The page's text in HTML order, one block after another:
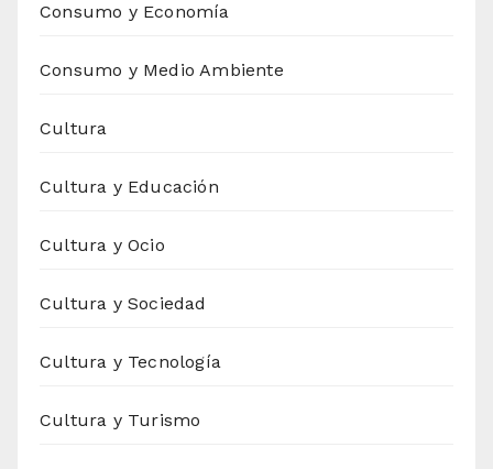
Consumo y Economía
Consumo y Medio Ambiente
Cultura
Cultura y Educación
Cultura y Ocio
Cultura y Sociedad
Cultura y Tecnología
Cultura y Turismo